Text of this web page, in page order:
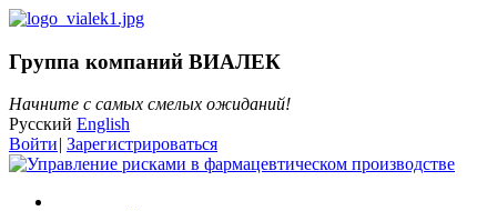
Группа компаний ВИАЛЕК
Начните с самых смелых ожиданий!
Русский English
Войти| Зарегистрироваться